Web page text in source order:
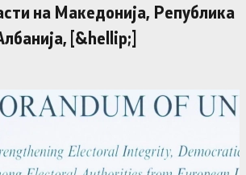
на Македонија, Република
[&hellip;]